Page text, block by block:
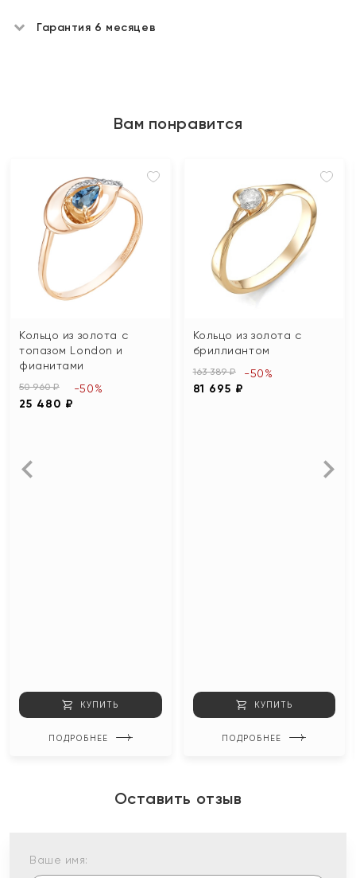
Гарантия 6 месяцев
Вам понравится
Кольцо из золота с
топазом London и
фианитами
50 960 ₽
25 480 ₽
-50%
КУПИТЬ
ПОДРОБНЕЕ
Кольцо из золота с
бриллиантом
163 389 ₽
81 695 ₽
-50%
КУПИТЬ
ПОДРОБНЕЕ
Оставить отзыв
Ваше имя: